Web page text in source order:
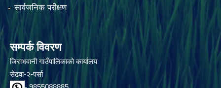
सार्वजनिक परीक्षण
सम्पर्क विवरण
जिराभवानी गाउँपालिकाको कार्यालय
सेढवा-२-पर्सा